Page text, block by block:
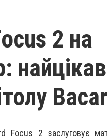
2 на
Bacar
2 заслуговує